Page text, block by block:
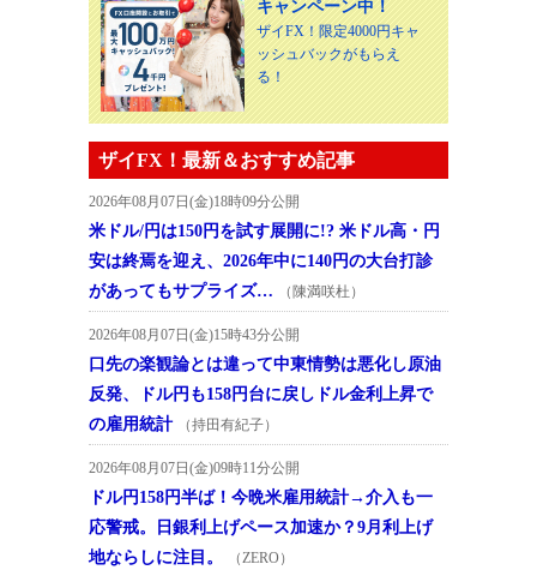
キャンペーン中！
ザイFX！限定4000円キャ
ッシュバックがもらえ
る！
ザイFX！最新＆おすすめ記事
2026年08月07日(金)18時09分公開
米ドル/円は150円を試す展開に!? 米ドル高・円
安は終焉を迎え、2026年中に140円の大台打診
があってもサプライズ…
（陳満咲杜）
2026年08月07日(金)15時43分公開
口先の楽観論とは違って中東情勢は悪化し原油
反発、ドル円も158円台に戻しドル金利上昇で
の雇用統計
（持田有紀子）
2026年08月07日(金)09時11分公開
ドル円158円半ば！今晩米雇用統計→介入も一
応警戒。日銀利上げペース加速か？9月利上げ
地ならしに注目。
（ZERO）